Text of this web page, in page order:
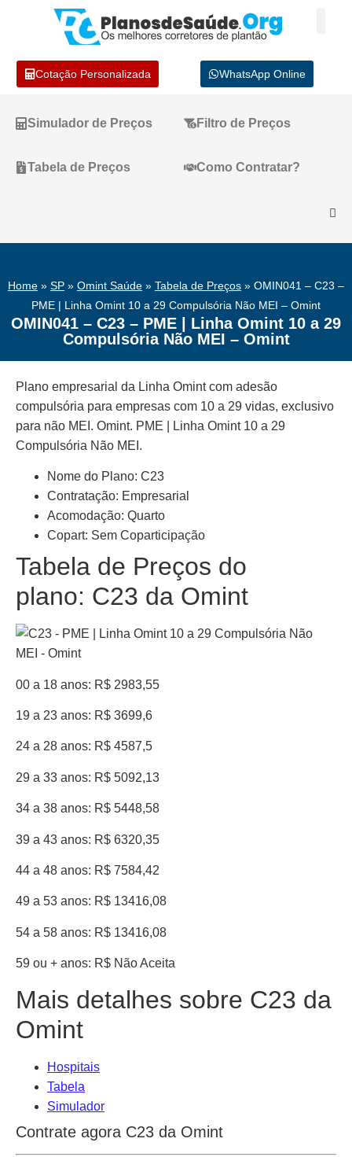
Cotação Personalizada WhatsApp Online
Simulador de Preços Filtro de Preços
Tabela de Preços Como Contratar?
Home » SP » Omint Saúde » Tabela de Preços » OMIN041 – C23 –
PME | Linha Omint 10 a 29 Compulsória Não MEI – Omint
OMIN041 – C23 – PME | Linha Omint 10 a 29
Compulsória Não MEI – Omint
Plano empresarial da Linha Omint com adesão
compulsória para empresas com 10 a 29 vidas, exclusivo
para não MEI. Omint. PME | Linha Omint 10 a 29
Compulsória Não MEI.
Nome do Plano: C23
Contratação: Empresarial
Acomodação: Quarto
Copart: Sem Coparticipação
Tabela de Preços do
plano: C23 da Omint
00 a 18 anos: R$ 2983,55
19 a 23 anos: R$ 3699,6
24 a 28 anos: R$ 4587,5
29 a 33 anos: R$ 5092,13
34 a 38 anos: R$ 5448,58
39 a 43 anos: R$ 6320,35
44 a 48 anos: R$ 7584,42
49 a 53 anos: R$ 13416,08
54 a 58 anos: R$ 13416,08
59 ou + anos: R$ Não Aceita
Mais detalhes sobre C23 da
Omint
Hospitais
Tabela
Simulador
Contrate agora C23 da Omint